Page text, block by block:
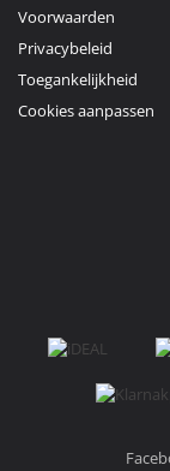
Voorwaarden
Privacybeleid
Toegankelijkheid
Cookies aanpassen